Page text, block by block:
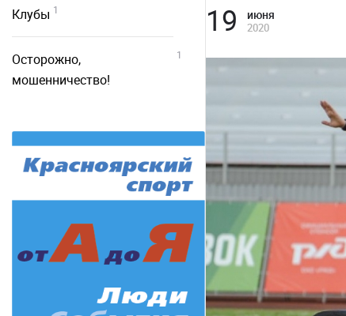
Клубы 1
Осторожно,
мошенничество!
1
19 июня
2020